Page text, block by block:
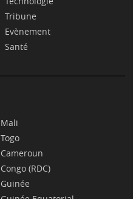
Tribune
Evènement
Santé
Mali
Togo
Cameroun
Congo (RDC)
Guinée